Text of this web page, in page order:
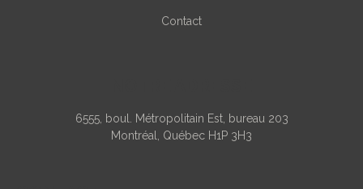
Contact
6555, boul. Métropolitain Est, bureau 203
Montréal, Québec H1P 3H3